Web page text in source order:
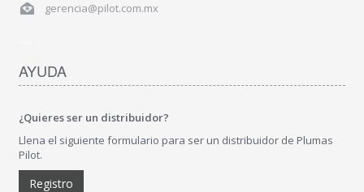
gerencia@pilot.com.mx
AYUDA
¿Quieres ser un distribuidor?
Llena el siguiente formulario para ser un distribuidor de Plumas
Pilot.
Registro